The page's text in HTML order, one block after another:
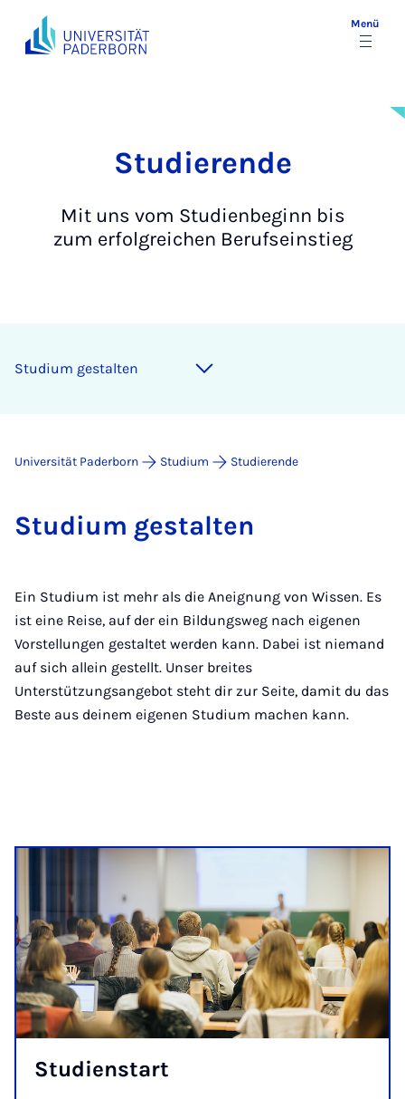
Menü
Stu­die­ren­de
Mit uns vom Studienbeginn bis
zum erfolgreichen Berufseinstieg
Stu­di­um ge­stal­ten
Universität Paderborn Studium Studierende
Stu­di­um ge­stal­ten
Ein Studium ist mehr als die Aneignung von Wissen. Es
ist eine Reise, auf der ein Bildungsweg nach eigenen
Vorstellungen gestaltet werden kann. Dabei ist niemand
auf sich allein gestellt. Unser breites
Unterstützungsangebot steht dir zur Seite, damit du das
Beste aus deinem eigenen Studium machen kann.
Stu­dien­st­art